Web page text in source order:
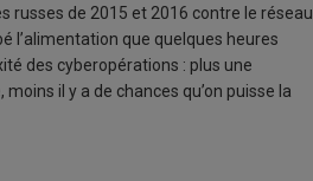
russes de 2015 et 2016 contre le réseau
l’alimentation que quelques heures
des cyberopérations : plus une
il y a de chances qu’on puisse la